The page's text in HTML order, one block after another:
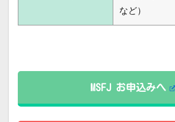
など）
MSFJ お申込みへ